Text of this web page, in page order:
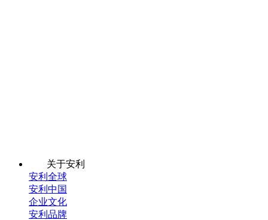
关于安利
安利全球
安利中国
企业文化
安利品牌